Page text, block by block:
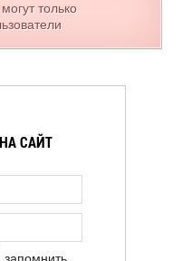
только
САЙТ